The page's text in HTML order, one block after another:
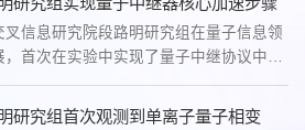
叉信息研究院段路明研究组在量子信息领
首次在实验中实现了量子中继协议中的
化提升，是实现实用化的量子中继器
研究组首次观测到单离子量子相变